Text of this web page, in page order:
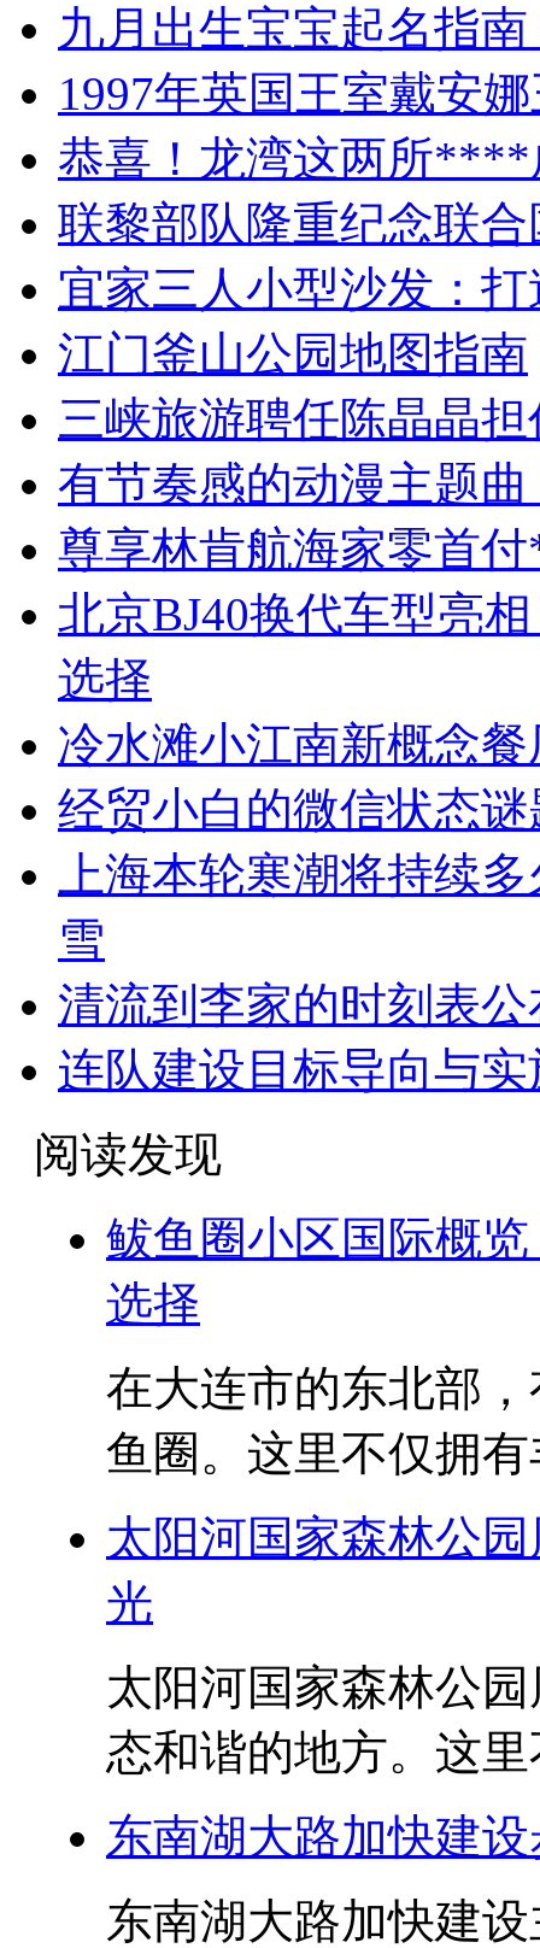
九月出生宝宝起名指
1997年英国王室戴安
恭喜！龙湾这两所
联黎部队隆重纪念联
宜家三人小型沙发：
江门釜山公园地图指南
三峡旅游聘任陈晶晶
有节奏感的动漫主题
尊享林肯航海家零首
北京BJ40换代车型亮
选择
冷水滩小江南新概念
经贸小白的微信状态
上海本轮寒潮将持续
雪
清流到李家的时刻表公
连队建设目标导向与
阅读发现
鲅鱼圈小区国际概
选择
在大连市的东北部
鱼圈。这里不仅拥
太阳河国家森林公
光
太阳河国家森林公
态和谐的地方。这
东南湖大路加快建
东南湖大路加快建